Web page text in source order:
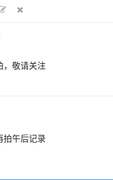
，敬请关注
拍午后记录